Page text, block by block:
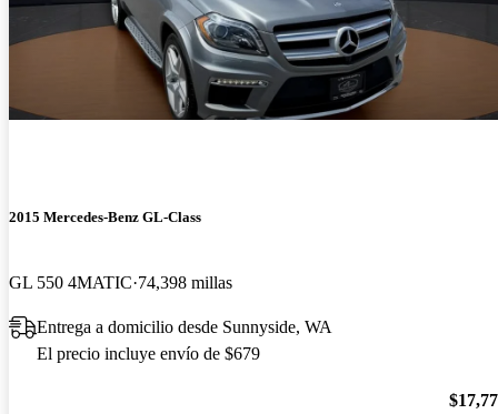
2015 Mercedes-Benz GL-Class
GL 550 4MATIC 74,398 millas
Entrega a domicilio desde Sunnyside, WA
El precio incluye envío de $679